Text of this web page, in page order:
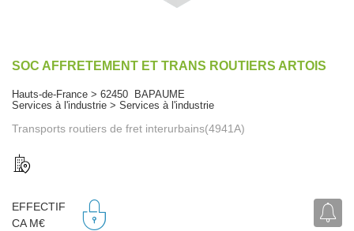
SOC AFFRETEMENT ET TRANS ROUTIERS ARTOIS
Hauts-de-France > 62450 BAPAUME
Services à l'industrie > Services à l'industrie
Transports routiers de fret interurbains(4941A)
EFFECTIF
CA M€